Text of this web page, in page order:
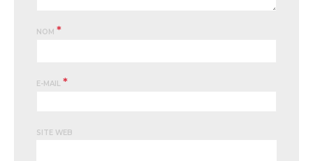
NOM *
E-MAIL *
SITE WEB